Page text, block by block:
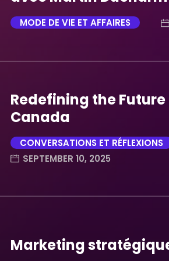
MODE DE VIE ET AFFAIRES
Redefining the
Canada
CONVERSATIONS ET RÉFLEXIONS
SEPTEMBER 10, 2025
Marketing